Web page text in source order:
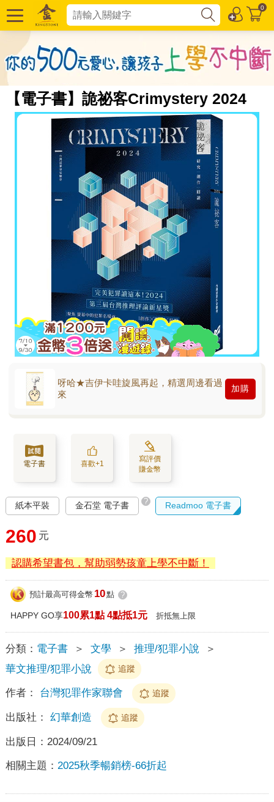
0
【電子書】詭祕客Crimystery 2024
呀哈★吉伊卡哇旋風再起，精選周邊看過
來
加購
電子書 喜歡+1
寫評價
賺金幣
紙本平裝 金石堂 電子書 ? Readmoo 電子書
260 元
認購希望書包，幫助弱勢孩童上學不中斷！
預計最高可得金幣 10點 ?
HAPPY GO享100累1點 4點抵1元 折抵無上限
分類： 電子書 ＞ 文學 ＞ 推理/犯罪小說
＞
華文推理/犯罪小說
追蹤
作者： 台灣犯罪作家聯會 追蹤
出版社： 幻華創造 追蹤
出版日： 2024/09/21
相關主題： 2025秋季暢銷榜-66折起